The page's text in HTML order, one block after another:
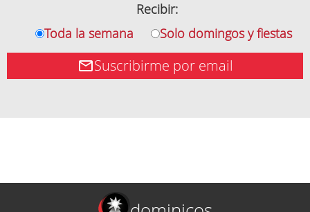
Recibir:
Toda la semana
Solo domingos y fiestas
Suscribirme por email